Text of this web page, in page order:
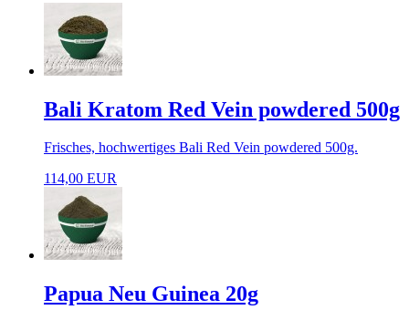
Bali Kratom Red Vein powdered 500g
Frisches, hochwertiges Bali Red Vein powdered 500g.
114,00 EUR
Papua Neu Guinea 20g